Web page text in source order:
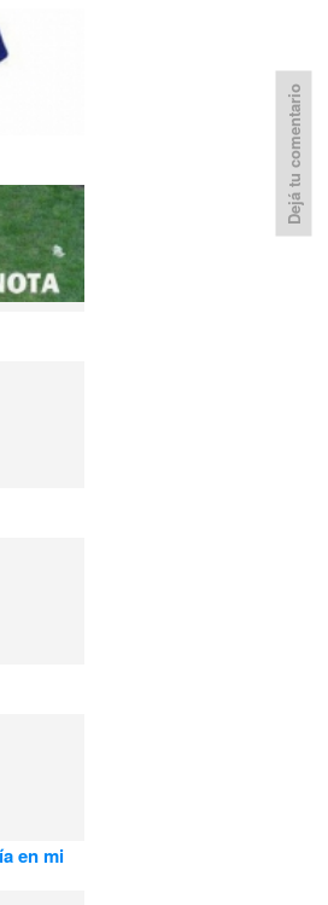
en mi
Dejá tu comentario